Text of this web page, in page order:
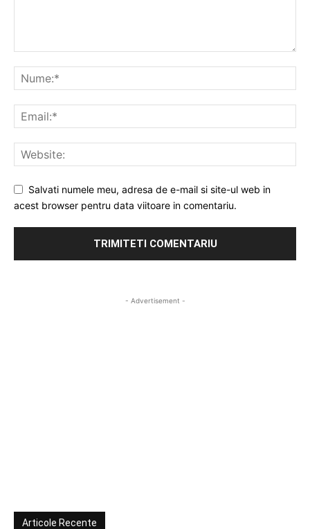
Salvati numele meu, adresa de e-mail si site-ul web in
acest browser pentru data viitoare in comentariu.
- Advertisement -
Articole Recente